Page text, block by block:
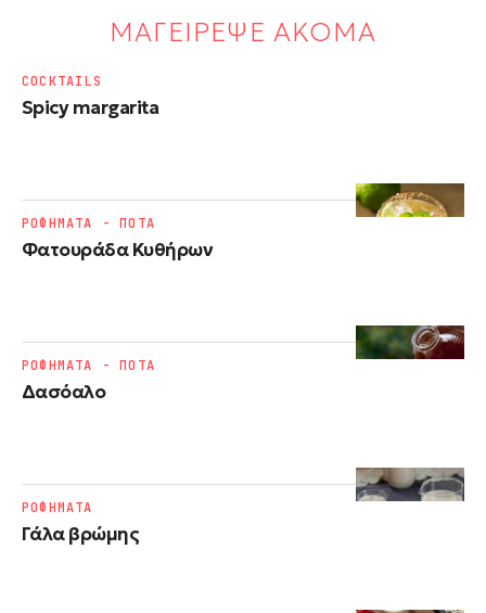
ΜΑΓΕΙΡΕΨΕ ΑΚΟΜΑ
Spicy margarita
COCKTAILS
Φατουράδα Κυθήρων
ΡΟΦΗΜΑΤΑ - ΠΟΤΑ
Δασόαλο
ΡΟΦΗΜΑΤΑ - ΠΟΤΑ
Γάλα βρώμης
ΡΟΦΗΜΑΤΑ